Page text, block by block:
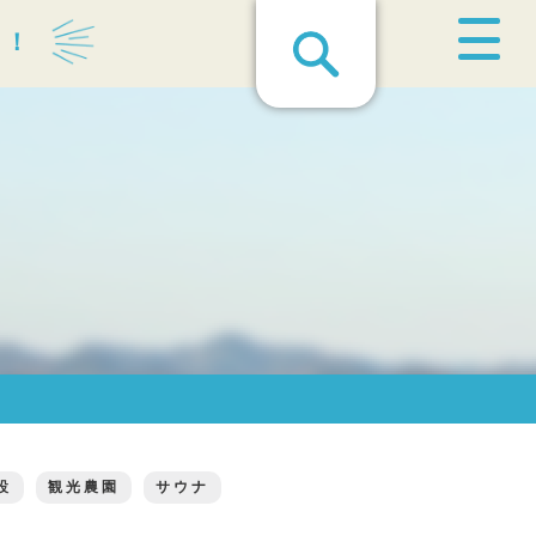
観光農園 サウナ